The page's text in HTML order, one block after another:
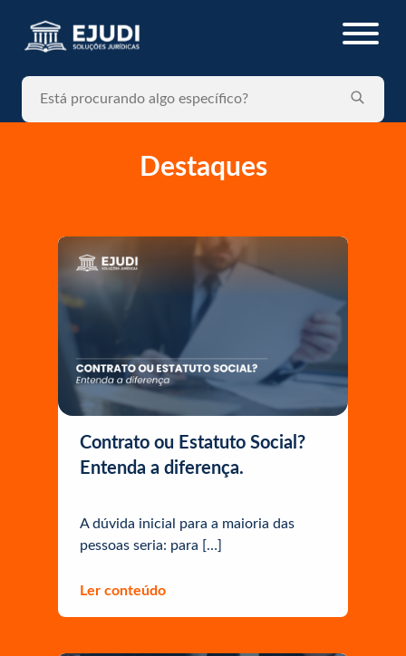
Nosso blog
Destaques
Contrato ou Estatuto Social?
Entenda a diferença.
A dúvida inicial para a maioria das
pessoas seria: para […]
Ler conteúdo